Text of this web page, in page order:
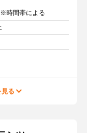
時間帯による
る